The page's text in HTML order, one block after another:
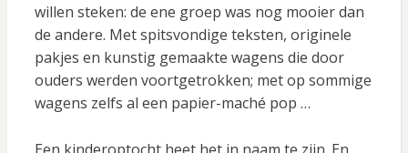
willen steken: de ene groep was nog mooier dan
de andere. Met spitsvondige teksten, originele
pakjes en kunstig gemaakte wagens die door
ouders werden voortgetrokken; met op sommige
wagens zelfs al een papier-maché pop …